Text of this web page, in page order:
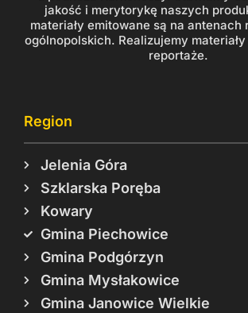
jakość i merytorykę naszych
materiały emitowane są na antenach
ogólnopolskich. Realizujemy
reportaże.
Region
Jelenia Góra
Szklarska Poręba
Kowary
Gmina Piechowice
Gmina Podgórzyn
Gmina Mysłakowice
Gmina Janowice Wielkie